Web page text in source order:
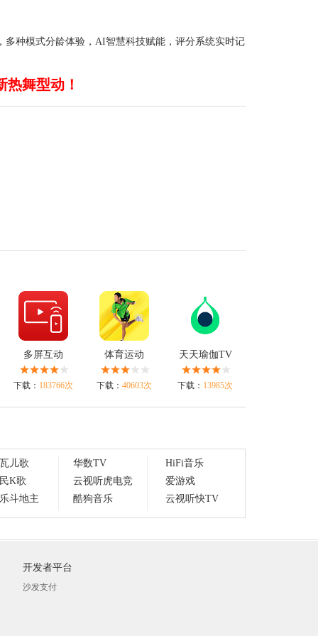
种模式分龄体验，AI智慧科技赋能，评分系统实时记
热舞型动！
多屏互动
下载： 183766次
体育运动
下载： 40603次
天天瑜伽TV
下载： 13985次
儿歌
K歌
斗地主
华数TV
云视听虎电竞
酷狗音乐
HiFi音乐
爱游戏
云视听快TV
开发者平台
沙发支付